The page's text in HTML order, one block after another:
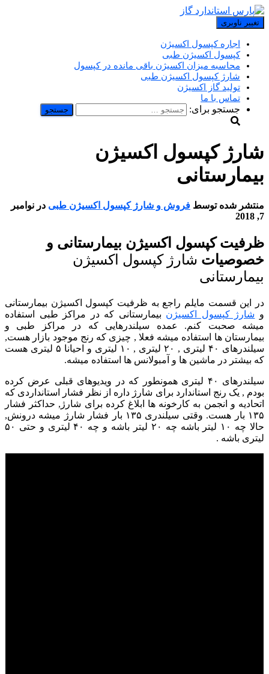
تغییر ناوبری
اجاره کپسول اکسیژن
کپسول اکسیژن طبی
محاسبه میزان اکسیژن باقی مانده در کپسول
شارژ کپسول اکسیژن طبی
تولید گاز اکسیژن
تماس با ما
جستجو برای:
شارژ کپسول اکسیژن
بیمارستانی
منتشر شده توسط فروش و شارژ کپسول اکسیژن طبی در نوامبر
7, 2018
ظرفیت کپسول اکسیژن بیمارستانی و
خصوصیات شارژ کپسول اکسیژن
بیمارستانی
در این قسمت مایلم راجع به ظرفیت کپسول اکسیژن بیمارستانی
و شارژ کپسول اکسیژن بیمارستانی که در مراکز طبی استفاده
میشه صحبت کنم. عمده سیلندرهایی که در مراکز طبی و
بیمارستان ها استفاده میشه فعلا , چیزی که رنج موجود بازار هست,
سیلندرهای ۴۰ لیتری , ۲۰ لیتری , ۱۰ لیتری و احیانا ۵ لیتری هست
که بیشتر در ماشین ها و آمبولانس ها استفاده میشه.
سیلندرهای ۴۰ لیتری همونطور که در ویدیوهای قبلی عرض کرده
بودم , یک رنج استاندارد برای شارژ داره از نظر فشار استانداردی که
اتحادیه و انجمن به کارخونه ها ابلاغ کرده برای شارژ, حداکثر فشار
۱۳۵ بار هست. وقتی سیلندری ۱۳۵ بار فشار شارژ میشه درونش,
حالا چه ۱۰ لیتر باشه چه ۲۰ لیتر باشه و چه ۴۰ لیتری و حتی ۵۰
لیتری باشه .